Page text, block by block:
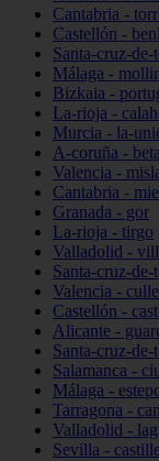
Cantabria -
Castellón -
Santa-cruz-
Málaga -
Bizkaia -
La-rioja -
Murcia - la-
A-coruña -
Valencia -
Cantabria -
Granada - gor
La-rioja - tirgo
Valladolid -
Santa-cruz-
Valencia -
Castellón -
Alicante -
Santa-cruz-de-
Salamanca -
Málaga -
Tarragona -
Valladolid -
Sevilla -